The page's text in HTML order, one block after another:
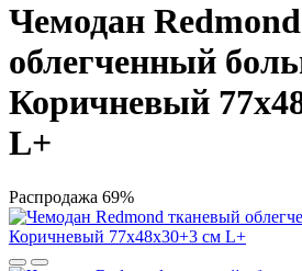
Чемодан
облегченный
Коричневый
L+
Распродажа 69%